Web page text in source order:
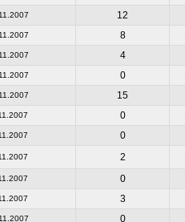
12
8
4
0
15
0
0
2
0
3
0